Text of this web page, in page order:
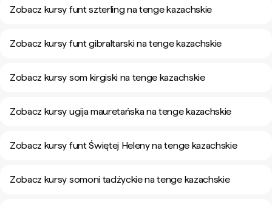
Zobacz kursy funt szterling na tenge kazachskie
Zobacz kursy funt gibraltarski na tenge kazachskie
Zobacz kursy som kirgiski na tenge kazachskie
Zobacz kursy ugija mauretańska na tenge kazachskie
Zobacz kursy funt Świętej Heleny na tenge kazachskie
Zobacz kursy somoni tadżyckie na tenge kazachskie